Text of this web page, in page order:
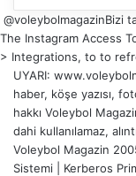
@voleybolmagazinBizi
The Instagram Access
> Integrations, to to
UYARI:
haber, köşe yazısı,
hakkı Voleybol
dahi kullanılamaz,
Voleybol Magazin
Sistemi
Kerberos